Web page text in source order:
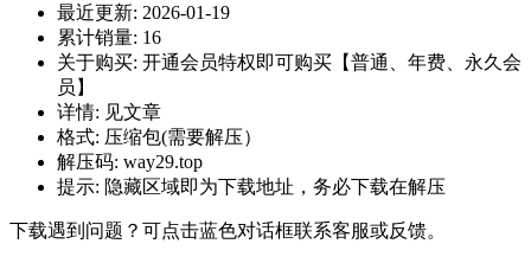
最近更新: 2026-01-19
累计销量: 16
关于购买: 开通会员特权即可购买【普通、年费、永久会
员】
详情: 见文章
格式: 压缩包(需要解压）
解压码: way29.top
提示: 隐藏区域即为下载地址，务必下载在解压
下载遇到问题？可点击蓝色对话框联系客服或反馈。